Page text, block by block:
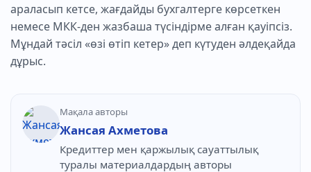
араласып кетсе, жағдайды бухгалтерге көрсеткен
немесе МКК-ден жазбаша түсіндірме алған қауіпсіз.
Мұндай тәсіл «өзі өтіп кетер» деп күтуден әлдеқайда
дұрыс.
Мақала авторы
Жансая Ахметова
Кредиттер мен қаржылық сауаттылық
туралы материалдардың авторы